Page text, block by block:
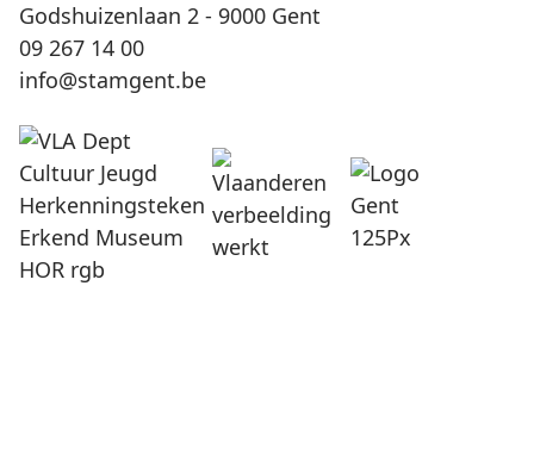
Godshuizenlaan 2 - 9000 Gent
09 267 14 00
info@stamgent.be